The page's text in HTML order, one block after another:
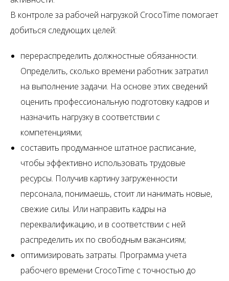
В контроле за рабочей нагрузкой CrocoTime помогает
добиться следующих целей:
перераспределить должностные обязанности.
Определить, сколько времени работник затратил
на выполнение задачи. На основе этих сведений
оценить профессиональную подготовку кадров и
назначить нагрузку в соответствии с
компетенциями;
составить продуманное штатное расписание,
чтобы эффективно использовать трудовые
ресурсы. Получив картину загруженности
персонала, понимаешь, стоит ли нанимать новые,
свежие силы. Или направить кадры на
переквалификацию, и в соответствии с ней
распределить их по свободным вакансиям;
оптимизировать затраты. Программа учета
рабочего времени CrocoTime с точностью до